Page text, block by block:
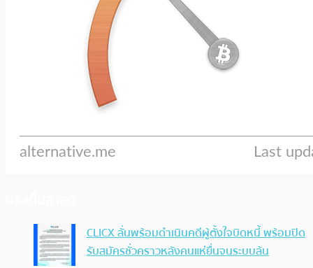
CLICX ลั่นพร้อมดำเนินคดีผู้ตั้งใจบิดหนี้ พร้อมปิด
รับสมัครชั่วคราวหลังคนแห่ยื่นจนระบบล้น